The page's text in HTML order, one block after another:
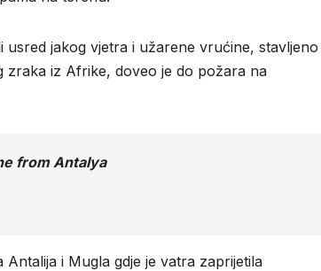
jakog vjetra i užarene vrućine, stavljeno
iz Afrike, doveo je do požara na
from Antalya
i Mugla gdje je vatra zaprijetila